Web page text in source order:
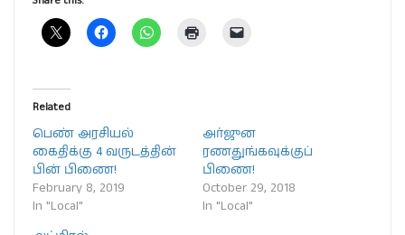
Related
பெண் அரசியல்
கைதிக்கு 4 வருடத்தின்
பின் பிணை!
February 8, 2019
In "Local"
அர்ஜுன
ரணதுங்கவுக்குப்
பிணை!
October 29, 2018
In "Local"